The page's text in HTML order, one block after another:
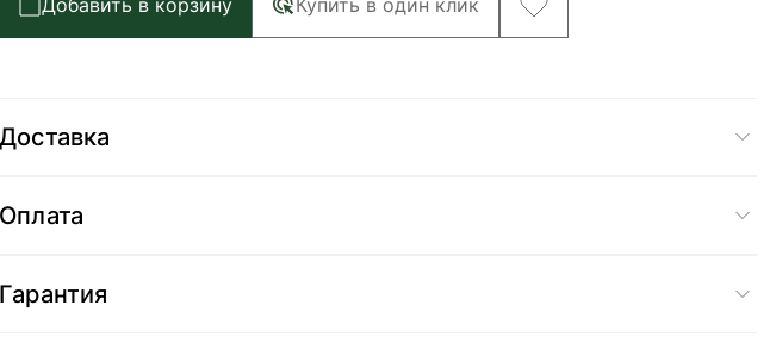
Добавить в корзину Купить в один клик
Доставка
Оплата
Гарантия